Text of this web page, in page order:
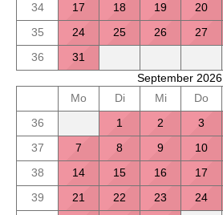
34
17 18 19 20
35
24 25 26 27
36
31
September 2026
Mo
Di Mi Do
36
1 2 3
37
7 8 9 10
38
14 15 16 17
39
21 22 23 24